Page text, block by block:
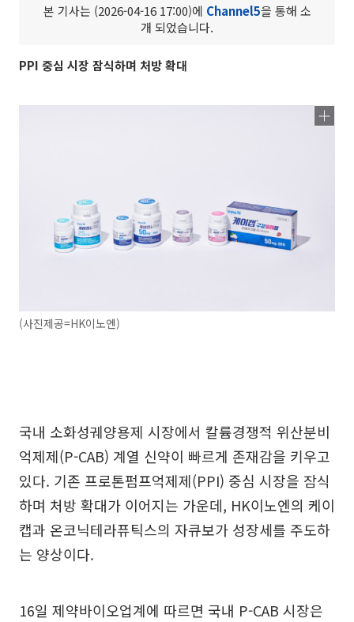
본 기사는 (2026-04-16 17:00)에 Channel5을 통해 소
개 되었습니다.
PPI 중심 시장 잠식하며 처방 확대
(사진제공=HK이노엔)
국내 소화성궤양용제 시장에서 칼륨경쟁적 위산분비
억제제(P-CAB) 계열 신약이 빠르게 존재감을 키우고
있다. 기존 프로톤펌프억제제(PPI) 중심 시장을 잠식
하며 처방 확대가 이어지는 가운데, HK이노엔의 케이
캡과 온코닉테라퓨틱스의 자큐보가 성장세를 주도하
는 양상이다.
16일 제약바이오업계에 따르면 국내 P-CAB 시장은